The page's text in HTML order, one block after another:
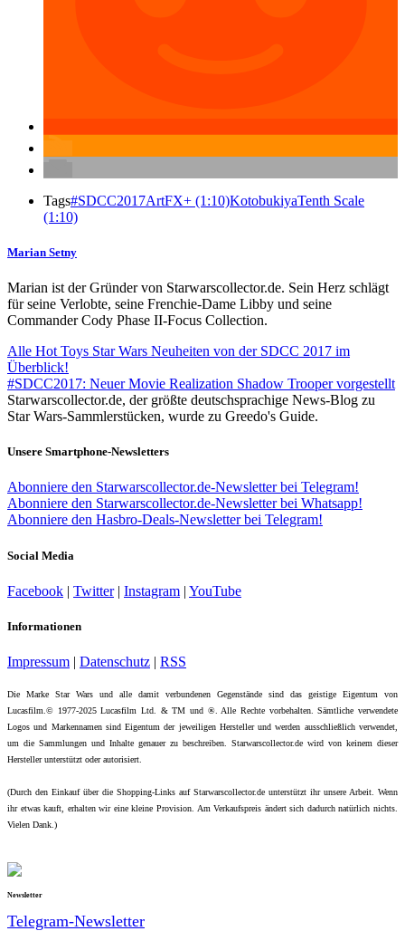
Tags#SDCC2017ArtFX+ (1:10)KotobukiyaTenth Scale
(1:10)
Marian Setny
Marian ist der Gründer von Starwarscollector.de. Sein Herz schlägt
für seine Verlobte, seine Frenchie-Dame Libby und seine
Commander Cody Phase II-Focus Collection.
Alle Hot Toys Star Wars Neuheiten von der SDCC 2017 im
Überblick!
#SDCC2017: Neuer Movie Realization Shadow Trooper vorgestellt
Starwarscollector.de, der größte deutschsprachige News-Blog zu
Star Wars-Sammlerstücken, wurde zu Greedo's Guide.
Unsere Smartphone-Newsletters
Abonniere den Starwarscollector.de-Newsletter bei Telegram!
Abonniere den Starwarscollector.de-Newsletter bei Whatsapp!
Abonniere den Hasbro-Deals-Newsletter bei Telegram!
Social Media
Facebook | Twitter| Instagram | YouTube
Informationen
Impressum | Datenschutz | RSS
Die Marke Star Wars und alle damit verbundenen Gegenstände sind das geistige Eigentum von
Lucasfilm.© 1977-2025 Lucasfilm Ltd. & TM und ®. Alle Rechte vorbehalten. Sämtliche verwendete
Logos und Markennamen sind Eigentum der jeweiligen Hersteller und werden ausschließlich verwendet,
um die Sammlungen und Inhalte genauer zu beschreiben. Starwarscollector.de wird von keinem dieser
Hersteller unterstützt oder autorisiert.
(Durch den Einkauf über die Shopping-Links auf Starwarscollector.de unterstützt ihr unsere Arbeit. Wenn
ihr etwas kauft, erhalten wir eine kleine Provision. Am Verkaufspreis ändert sich dadurch natürlich nichts.
Vielen Dank.)
Newsletter
Telegram-Newsletter